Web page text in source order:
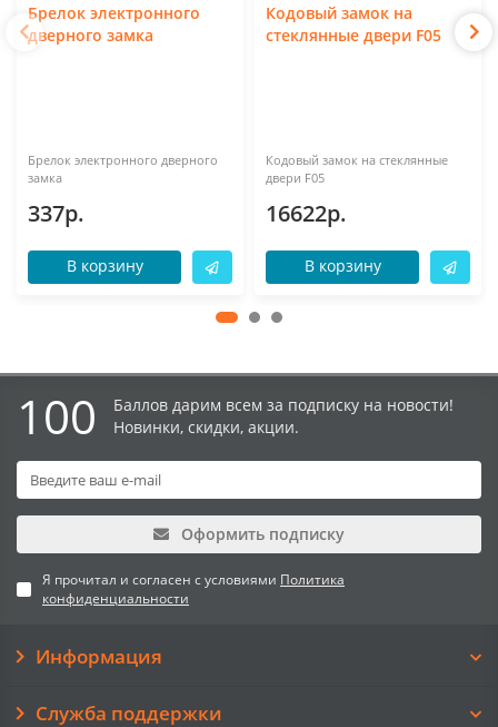
Брелок электронного
дверного замка
Брелок электронного дверного
замка
337р.
В корзину
Кодовый замок на
стеклянные двери F05
Кодовый замок на стеклянные
двери F05
16622р.
В корзину
100
Баллов дарим всем за подписку на новости!
Новинки, скидки, акции.
Оформить подписку
Я прочитал и согласен с условиями Политика
конфиденциальности
Информация
Служба поддержки